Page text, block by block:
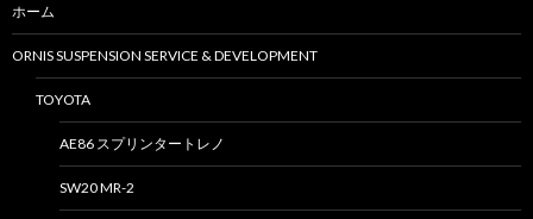
ホーム
ORNIS SUSPENSION SERVICE & DEVELOPMENT
TOYOTA
AE86 スプリンタートレノ
SW20 MR-2